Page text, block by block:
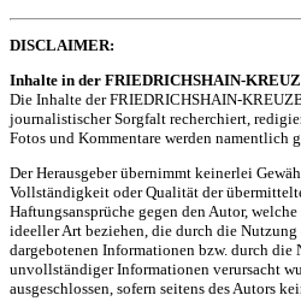
DISCLAIMER:
Inhalte in der FRIEDRICHSHAIN-
Die Inhalte der FRIEDRICHSHAIN-
journalistischer Sorgfalt recherchiert,
Fotos und Kommentare werden namentlich
Der Herausgeber übernimmt keinerlei
Vollständigkeit oder Qualität der
Haftungsansprüche gegen den Autor,
ideeller Art beziehen, die durch die
dargebotenen Informationen bzw. durch die
unvollständiger Informationen verursacht
ausgeschlossen, sofern seitens des Autors